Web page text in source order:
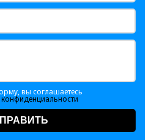
вы соглашаетесь